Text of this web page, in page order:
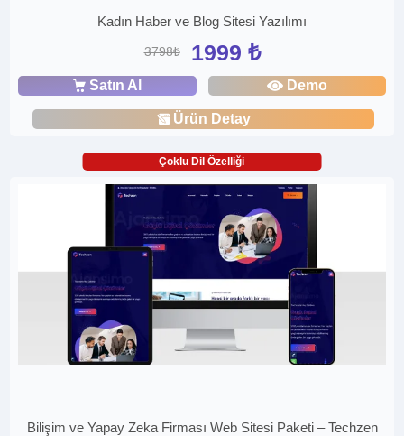
Kadın Haber ve Blog Sitesi Yazılımı
3798₺ 1999 ₺
Satın Al Demo
Ürün Detay
Çoklu Dil Özelliği
Bilişim ve Yapay Zeka Firması Web Sitesi Paketi – Techzen